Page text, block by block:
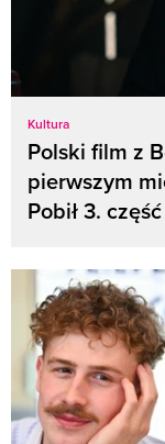
Kultura
Polski film z
pierwszym
Pobił 3.